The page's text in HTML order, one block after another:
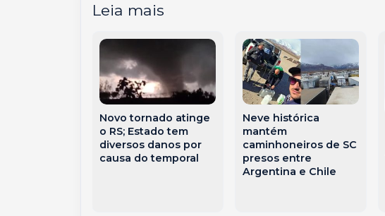
Leia mais
Novo tornado atinge
o RS; Estado tem
diversos danos por
causa do temporal
Neve histórica
mantém
caminhoneiros de SC
presos entre
Argentina e Chile